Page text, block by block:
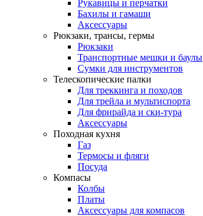
Рукавицы и перчатки
Бахилы и гамаши
Аксессуары
Рюкзаки, трансы, гермы
Рюкзаки
Транспортные мешки и баулы
Сумки для инструментов
Телескопические палки
Для треккинга и походов
Для трейла и мультиспорта
Для фрирайда и ски-тура
Аксессуары
Походная кухня
Газ
Термосы и фляги
Посуда
Компасы
Колбы
Платы
Аксессуары для компасов